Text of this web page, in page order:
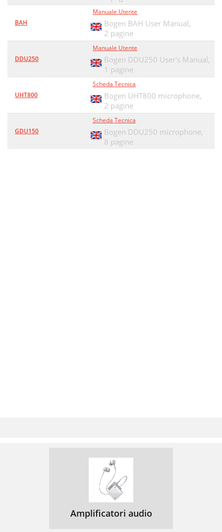
BAH
Manuale Utente
Bogen BAH User Manual,
2 pagine
DDU250
Manuale Utente
Bogen DDU250 User's Manual,
1 pagine
UHT800
Scheda Tecnica
Bogen UHT800 microphone,
2 pagine
GDU150
Scheda Tecnica
Bogen DDU250 microphone,
8 pagine
Amplificatori audio